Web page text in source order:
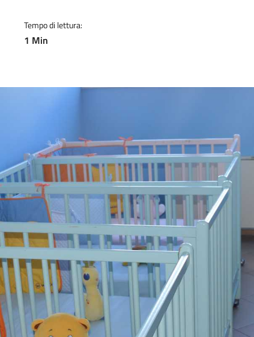
Tempo di lettura:
1 Min